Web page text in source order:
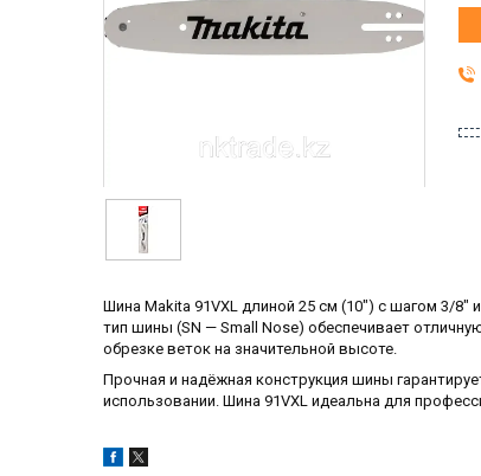
Шина Makita 91VXL длиной 25 см (10") с шагом 3/
тип шины (SN — Small Nose) обеспечивает
обрезке веток на значительной высоте.
Прочная и надёжная конструкция шины
использовании. Шина 91VXL идеальна для